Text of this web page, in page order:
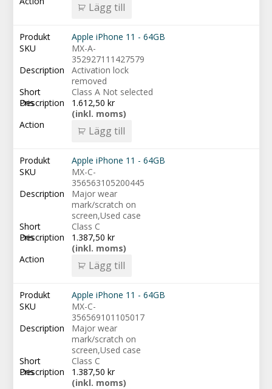
Lägg till
Apple iPhone 11 - 64GB
MX-A-
352927111427579
Activation lock
removed
Class A Not selected
1.612,50 kr
(inkl. moms)
Lägg till
Apple iPhone 11 - 64GB
MX-C-
356563105200445
Major wear
mark/scratch on
screen,Used case
Class C
1.387,50 kr
(inkl. moms)
Lägg till
Apple iPhone 11 - 64GB
MX-C-
356569101105017
Major wear
mark/scratch on
screen,Used case
Class C
1.387,50 kr
(inkl. moms)